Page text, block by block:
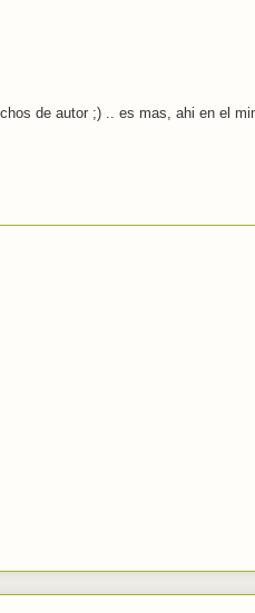
de autor ;) .. es mas, ahi en el